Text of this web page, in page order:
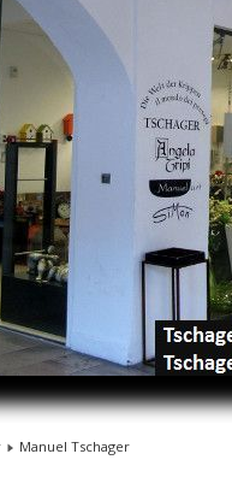
Manuel Tschager